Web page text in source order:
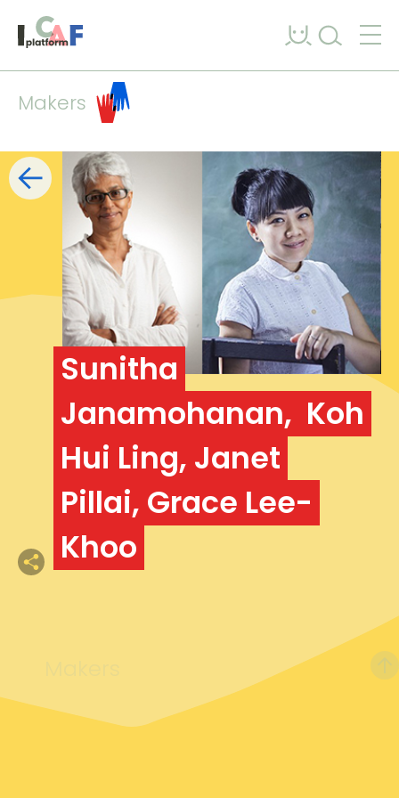
Makers
Filters kaart
Sunitha
Janamohanan, Koh
Hui Ling, Janet
Pillai, Grace Lee-
Khoo
+
−